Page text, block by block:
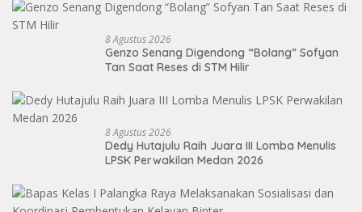
8 Agustus 2026
Genzo Senang Digendong “Bolang” Sofyan
Tan Saat Reses di STM Hilir
8 Agustus 2026
Dedy Hutajulu Raih Juara III Lomba Menulis
LPSK Perwakilan Medan 2026